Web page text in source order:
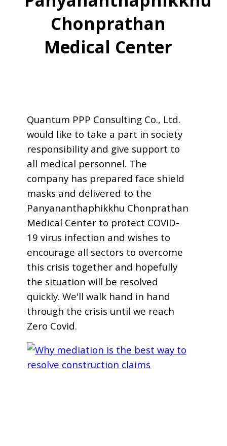
Chonprathan
Medical Center
Quantum PPP Consulting Co., Ltd.
would like to take a part in society
responsibility and give support to
all medical personnel. The
company has prepared face shield
masks and delivered to the
Panyananthaphikkhu Chonprathan
Medical Center to protect COVID-
19 virus infection and wishes to
encourage all sectors to overcome
this crisis together and hopefully
the situation will be resolved
quickly. We'll walk hand in hand
through the crisis until we reach
Zero Covid.